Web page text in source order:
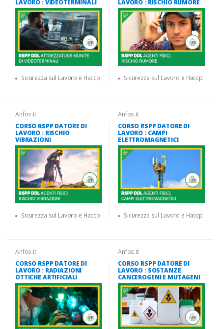
LAVORO : VIDEOTERMINALI
Sicurezza sul Lavoro e Haccp
LAVORO : RISCHIO RUMORE
Sicurezza sul Lavoro e Haccp
Anfos.it
CORSO RSPP DATORE DI
LAVORO : RISCHIO
VIBRAZIONI
Sicurezza sul Lavoro e Haccp
Anfos.it
CORSO RSPP DATORE DI
LAVORO : CAMPI
ELETTROMAGNETICI
Sicurezza sul Lavoro e Haccp
Anfos.it
CORSO RSPP DATORE DI
LAVORO : RADIAZIONI
OTTICHE ARTIFICIALI
Anfos.it
CORSO RSPP DATORE DI
LAVORO : SOSTANZE
CANCEROGENI E MUTAGENI